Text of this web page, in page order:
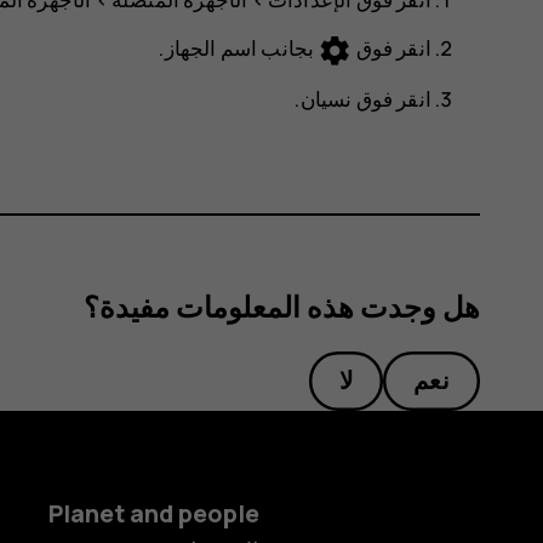
انقر فوق settings بجانب اسم الجهاز.
انقر فوق نسيان.
هل وجدت هذه المعلومات مفيدة؟
نعم لا
Planet and people